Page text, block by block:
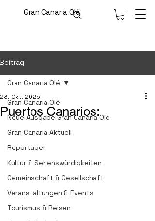
Gran Canaria Olé
Beitrag
Gran Canaria Olé
Neue Ausgabe Gran Canaria Olé
Gran Canaria Aktuell
Reportagen
Kultur & Sehenswürdigkeiten
Gemeinschaft & Gesellschaft
Veranstaltungen & Events
Tourismus & Reisen
Gran Canaria Olé
Puertos Canarios:
23. Okt. 2025